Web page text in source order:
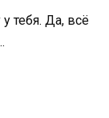
тебя. Да, всё